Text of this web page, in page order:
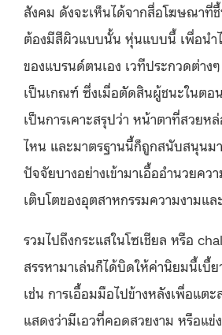
สังคม ดังจะเห็นได้จากสื่อโฆษณาที่
ต้องมีสีผิวแบบนั้น หุ่นแบบนี้ เพื่อนำ
ของแบรนด์ตนเอง เวทีประกวดต่าง
เป็นเกณฑ์ ซึ่งเมื่อตัดสินผู้ชนะในตอ
เป็นการเคาะสรุปว่า หน้าตาที่สวยห
ไหน และมาตรฐานนี้ก็ถูกสนับสนุนม
ปัจจัยบางอย่างเข้ามาเอื้ออำนวยคว
เติบโตของอุตสาหกรรมความงามแ
รวมไปถึงกระแสในโซเชียล หรือ
สรรหามาเล่นก็ได้บิดให้ค่านิยมนี้เบี้ย
เช่น การเอื้อมมือไปข้างหลังเพื่อแต
แสดงว่ามีเอวที่คอดสวยงาม หรือแข่